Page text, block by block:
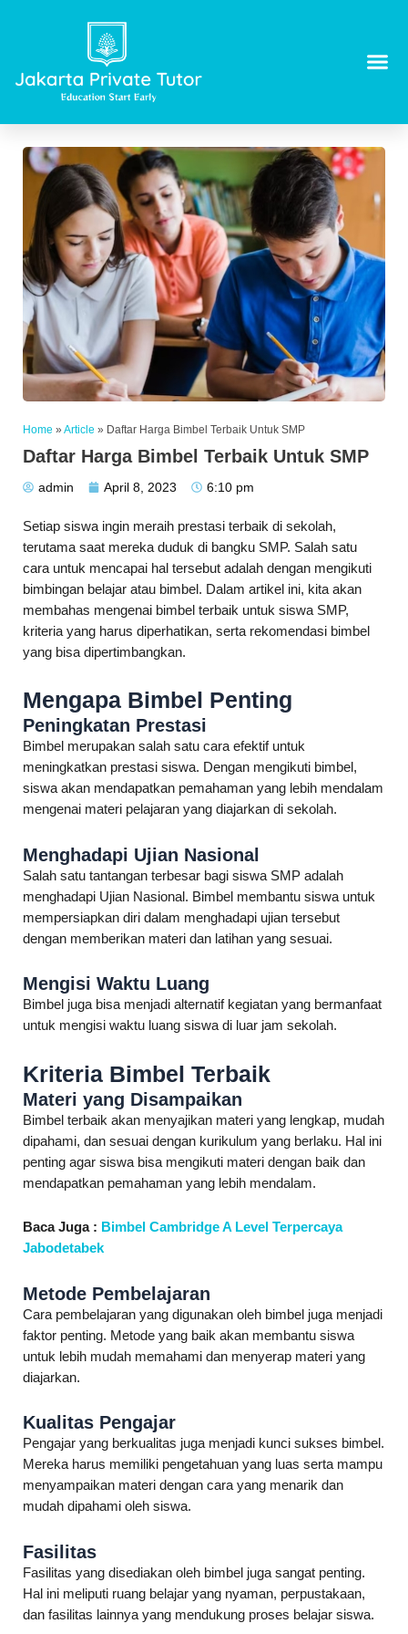
Home » Article » Daftar Harga Bimbel Terbaik Untuk SMP
Daftar Harga Bimbel Terbaik Untuk SMP
admin April 8, 2023 6:10 pm
Setiap siswa ingin meraih prestasi terbaik di sekolah,
terutama saat mereka duduk di bangku SMP. Salah satu
cara untuk mencapai hal tersebut adalah dengan mengikuti
bimbingan belajar atau bimbel. Dalam artikel ini, kita akan
membahas mengenai bimbel terbaik untuk siswa SMP,
kriteria yang harus diperhatikan, serta rekomendasi bimbel
yang bisa dipertimbangkan.
Mengapa Bimbel Penting
Peningkatan Prestasi
Bimbel merupakan salah satu cara efektif untuk
meningkatkan prestasi siswa. Dengan mengikuti bimbel,
siswa akan mendapatkan pemahaman yang lebih mendalam
mengenai materi pelajaran yang diajarkan di sekolah.
Menghadapi Ujian Nasional
Salah satu tantangan terbesar bagi siswa SMP adalah
menghadapi Ujian Nasional. Bimbel membantu siswa untuk
mempersiapkan diri dalam menghadapi ujian tersebut
dengan memberikan materi dan latihan yang sesuai.
Mengisi Waktu Luang
Bimbel juga bisa menjadi alternatif kegiatan yang bermanfaat
untuk mengisi waktu luang siswa di luar jam sekolah.
Kriteria Bimbel Terbaik
Materi yang Disampaikan
Bimbel terbaik akan menyajikan materi yang lengkap, mudah
dipahami, dan sesuai dengan kurikulum yang berlaku. Hal ini
penting agar siswa bisa mengikuti materi dengan baik dan
mendapatkan pemahaman yang lebih mendalam.
Baca Juga : Bimbel Cambridge A Level Terpercaya
Jabodetabek
Metode Pembelajaran
Cara pembelajaran yang digunakan oleh bimbel juga menjadi
faktor penting. Metode yang baik akan membantu siswa
untuk lebih mudah memahami dan menyerap materi yang
diajarkan.
Kualitas Pengajar
Pengajar yang berkualitas juga menjadi kunci sukses bimbel.
Mereka harus memiliki pengetahuan yang luas serta mampu
menyampaikan materi dengan cara yang menarik dan
mudah dipahami oleh siswa.
Fasilitas
Fasilitas yang disediakan oleh bimbel juga sangat penting.
Hal ini meliputi ruang belajar yang nyaman, perpustakaan,
dan fasilitas lainnya yang mendukung proses belajar siswa.